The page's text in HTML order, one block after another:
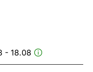
- 18.08